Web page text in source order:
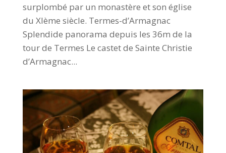
surplombé par un monastère et son église
du XIème siècle. Termes-d’Armagnac
Splendide panorama depuis les 36m de la
tour de Termes Le castet de Sainte Christie
d’Armagnac...